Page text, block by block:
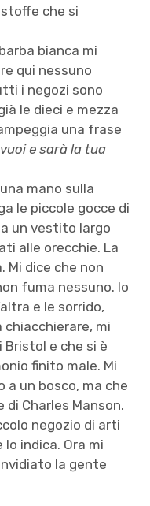
che si
bianca mi
qui nessuno
i negozi sono
le dieci e mezza
una frase
e sarà la tua
mano sulla
le piccole gocce di
un vestito largo
alle orecchie. La
dice che non
fuma nessuno. Io
e le sorrido,
chiacchierare, mi
Bristol e che si è
finito male. Mi
a un bosco, ma che
di Charles Manson.
negozio di arti
lo indica. Ora mi
la gente